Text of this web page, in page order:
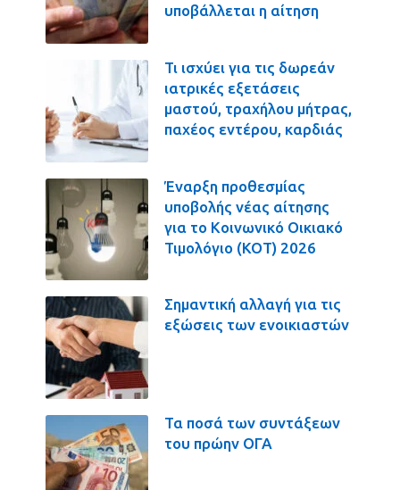
υποβάλλεται η αίτηση
Τι ισχύει για τις δωρεάν
ιατρικές εξετάσεις
μαστού, τραχήλου μήτρας,
παχέος εντέρου, καρδιάς
Έναρξη προθεσμίας
υποβολής νέας αίτησης
για το Κοινωνικό Οικιακό
Τιμολόγιο (ΚΟΤ) 2026
Σημαντική αλλαγή για τις
εξώσεις των ενοικιαστών
Τα ποσά των συντάξεων
του πρώην ΟΓΑ